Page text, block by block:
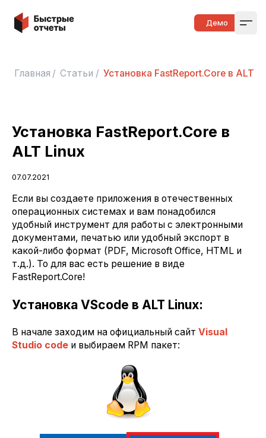
Быстрые отчеты Демо
Главная / Статьи / Установка FastReport.Core в ALT
Установка FastReport.Core в
ALT Linux
07.07.2021
Если вы создаете приложения в отечественных
операционных системах и вам понадобился
удобный инструмент для работы с электронными
документами, печатью или удобный экспорт в
какой-либо формат (PDF, Microsoft Office, HTML и
т.д.). То для вас есть решение в виде
FastReport.Core!
Установка VScode в ALT Linux:
В начале заходим на официальный сайт Visual
Studio code и выбираем RPM пакет: